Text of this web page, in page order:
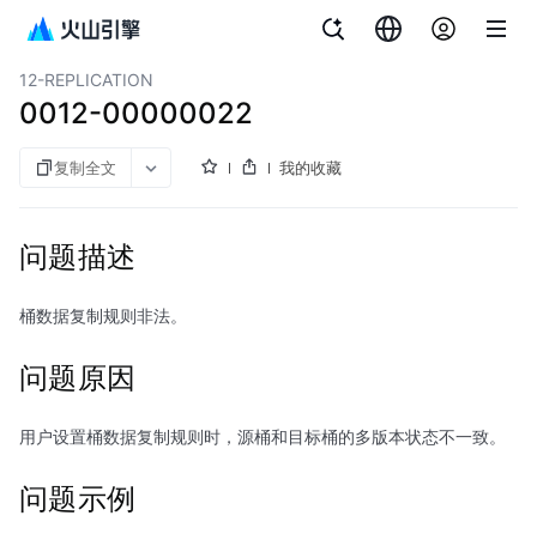
对象存储
12-REPLICATION
0012-00000022
复制全文 我的收藏
问题描述
桶数据复制规则非法。
问题原因
用户设置桶数据复制规则时，源桶和目标桶的多版本状态不一致。
问题示例